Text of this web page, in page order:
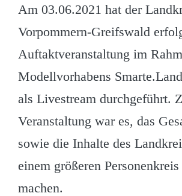
Am 03.06.2021 hat der
Vorpommern-Greifswald
Auftaktveranstaltung im
Modellvorhabens
als Livestream durchgeführt.
Veranstaltung war es, das
sowie die Inhalte des
einem größeren
machen.